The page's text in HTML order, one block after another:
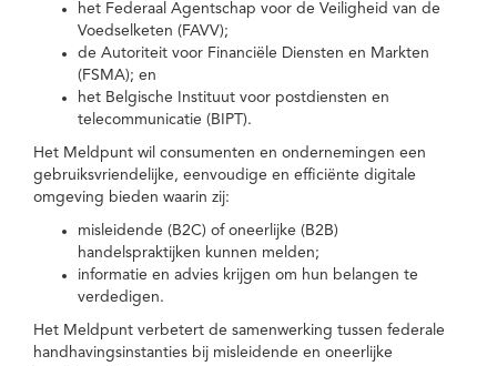
het Federaal Agentschap voor de Veiligheid van de
Voedselketen (FAVV);
de Autoriteit voor Financiële Diensten en Markten
(FSMA); en
het Belgische Instituut voor postdiensten en
telecommunicatie (BIPT).
Het Meldpunt wil consumenten en ondernemingen een
gebruiksvriendelijke, eenvoudige en efficiënte digitale
omgeving bieden waarin zij:
misleidende (B2C) of oneerlijke (B2B)
handelspraktijken kunnen melden;
informatie en advies krijgen om hun belangen te
verdedigen.
Het Meldpunt verbetert de samenwerking tussen federale
handhavingsinstanties bij misleidende en oneerlijke